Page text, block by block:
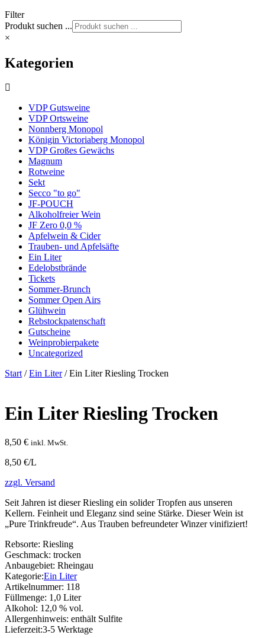
Filter
Produkt suchen ...
×
Kategorien
VDP Gutsweine
VDP Ortsweine
Nonnberg Monopol
Königin Victoriaberg Monopol
VDP Großes Gewächs
Magnum
Rotweine
Sekt
Secco "to go"
JF-POUCH
Alkoholfreier Wein
JF Zero 0,0 %
Apfelwein & Cider
Trauben- und Apfelsäfte
Ein Liter
Edelobstbrände
Tickets
Sommer-Brunch
Sommer Open Airs
Glühwein
Rebstockpatenschaft
Gutscheine
Weinprobierpakete
Uncategorized
Start/Ein Liter/ Ein Liter Riesling Trocken
Ein Liter Riesling Trocken
8,50 € inkl. MwSt.
8,50 €/L
zzgl. Versand
Seit Jahren ist dieser Riesling ein solider Tropfen aus unseren
Kellern. Feinheit und Eleganz sind seine Stärke. Dieser Wein ist
„Pure Trinkfreude“. Aus Trauben befreundeter Winzer vinifiziert!
Rebsorte: Riesling
Geschmack: trocken
Anbaugebiet: Rheingau
Kategorie:Ein Liter
Artikelnummer: 118
Füllmenge: 1,0 Liter
Alkohol: 12,0 % vol.
Allergenhinweis: enthält Sulfite
Lieferzeit:3-5 Werktage